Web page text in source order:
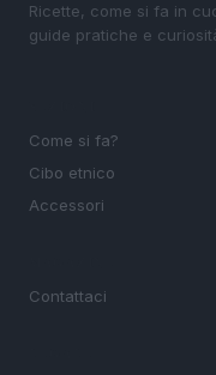
Ricette, come si fa in
guide pratiche e
Come si fa?
Cibo etnico
Accessori
Contattaci